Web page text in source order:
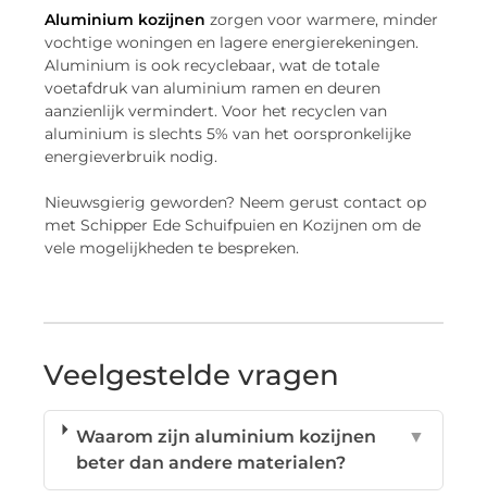
Aluminium kozijnen zorgen voor warmere, minder
vochtige woningen en lagere energierekeningen.
Aluminium is ook recyclebaar, wat de totale
voetafdruk van aluminium ramen en deuren
aanzienlijk vermindert. Voor het recyclen van
aluminium is slechts 5% van het oorspronkelijke
energieverbruik nodig.
Nieuwsgierig geworden? Neem gerust contact op
met Schipper Ede Schuifpuien en Kozijnen om de
vele mogelijkheden te bespreken.
Veelgestelde vragen
Waarom zijn aluminium kozijnen
beter dan andere materialen?
▼